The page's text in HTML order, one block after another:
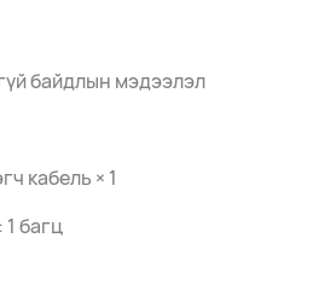
байдлын мэдээлэл
кабель × 1
багц